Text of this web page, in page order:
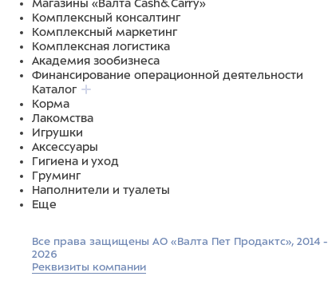
Магазины «Валта Cash&Carry»
Комплексный консалтинг
Комплексный маркетинг
Комплексная логистика
Академия зообизнеса
Финансирование операционной деятельности
Каталог
Корма
Лакомства
Игрушки
Аксессуары
Гигиена и уход
Груминг
Наполнители и туалеты
Еще
Все права защищены АО «Валта Пет Продактс», 2014 -
2026
Реквизиты компании